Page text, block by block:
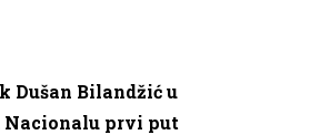
Dušan Bilandžić u
prvi put